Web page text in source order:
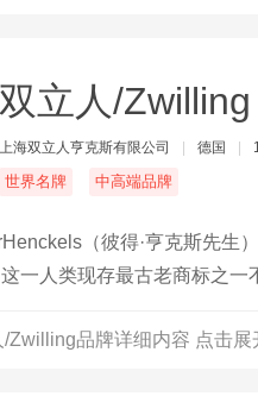
双立人/Zwilling
上海双立人亨克斯有限公司 德国
世界名牌 中高端品牌
（彼得·亨克斯先生
一人类现存最古老商标之一
，带给人们看得见的完美品
/Zwilling品牌详细内容 点击展